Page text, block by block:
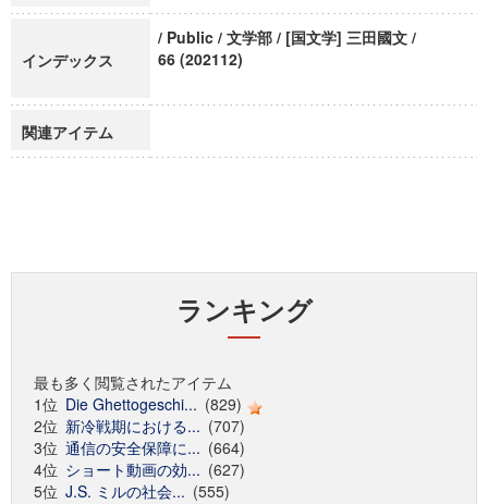
インデックス
/ Public / 文学部 / [国文学] 三田國文 /
66 (202112)
関連アイテム
ランキング
最も多く閲覧されたアイテム
1位 Die Ghettogeschi... (829)
2位 新冷戦期における... (707)
3位 通信の安全保障に... (664)
4位 ショート動画の効... (627)
5位 J.S. ミルの社会... (555)